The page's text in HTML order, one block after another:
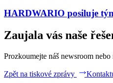
HARDWARIO posiluje
Zaujala vás naše
Prozkoumejte náš newsroom
Zpět na tiskové zprávy